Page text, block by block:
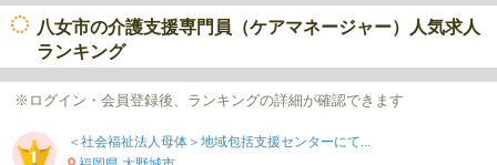
八女市の介護支援専門員（ケアマネージャー）人気求人
ランキング
※ログイン・会員登録後、ランキングの詳細が確認できます
＜社会福祉法人母体＞地域包括支援センターにて...